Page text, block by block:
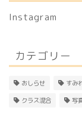
Instagram
カテゴリー
おしらせ すみ
クラス混合 写